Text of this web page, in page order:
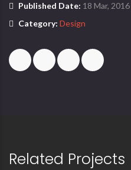
Published Date: 18 Mar, 2016
Category: Design
Related Projects